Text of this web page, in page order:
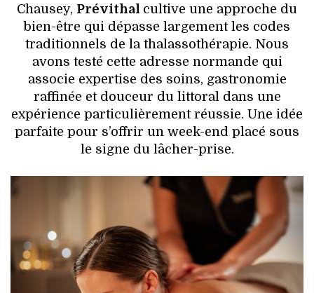
JEUNES CRÉATEURS
HISTOIRE DES MARQUES
DÉCO
VOYAGES & LOISIRS
Chausey, Prévithal cultive une approche du
bien-être qui dépasse largement les codes
traditionnels de la thalassothérapie. Nous
avons testé cette adresse normande qui
associe expertise des soins, gastronomie
raffinée et douceur du littoral dans une
expérience particulièrement réussie. Une idée
parfaite pour s’offrir un week-end placé sous
le signe du lâcher-prise.